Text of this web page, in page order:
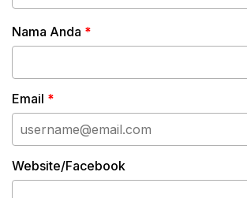
Nama Anda *
Email *
Website/Facebook